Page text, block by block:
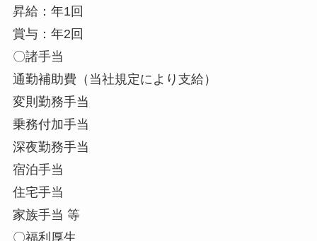
昇給：年1回
賞与：年2回
〇諸手当
通勤補助費（当社規定により支給）
変則勤務手当
乗務付加手当
深夜勤務手当
宿泊手当
住宅手当
家族手当 等
〇福利厚生